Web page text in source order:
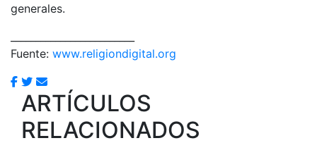
generales.
Fuente: www.religiondigital.org
ARTÍCULOS
RELACIONADOS